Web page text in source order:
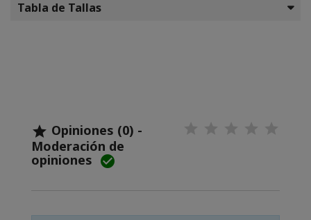
Tabla de Tallas
 Opiniones (0) -
Moderación de
opiniones 